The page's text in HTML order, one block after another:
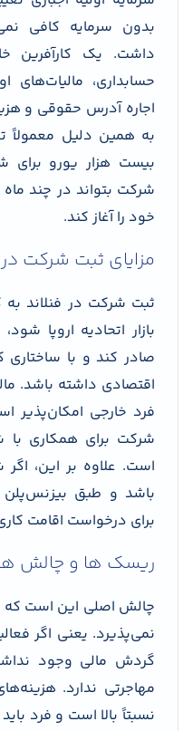
بدون سرمایه کافی
داشت. یک کارآفرین
حسابداری، مالیات‌های
اجاره آدرس حقوقی و
به همین دلیل
بیست هزار یورو برای
شرکت بتواند در چند
خود را آغاز کند.
مزایای ثبت شرکت در
ثبت شرکت در فنلاند به
بازار اتحادیه اروپا
صادر کند و با ساختاری
اقتصادی داشته باشد.
فرد خارجی امکان‌پذیر
شرکت برای همکاری با
است. علاوه بر این،
باشد و طبق بیزنس‌پلن
برای درخواست اقامت
ریسک ها و چالش
چالش اصلی این است که
نمی‌پذیرد. یعنی اگر
گردش مالی وجود
مهاجرتی ندارد.
نسبتاً بالا است و فرد